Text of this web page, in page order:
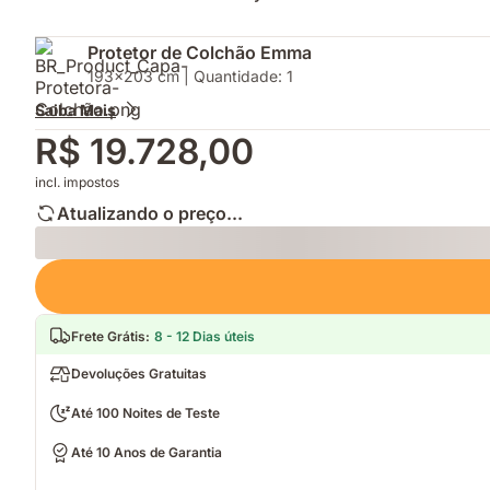
Protetor de Colchão Emma
193x203 cm | Quantidade: 1
Saiba Mais
R$ 19.728,00
incl. impostos
Atualizando o preço...
Loading
Frete Grátis: 8 - 12 Dias úteis
Devoluções Gratuitas
Até 100 Noites de Teste
Até 10 Anos de Garantia